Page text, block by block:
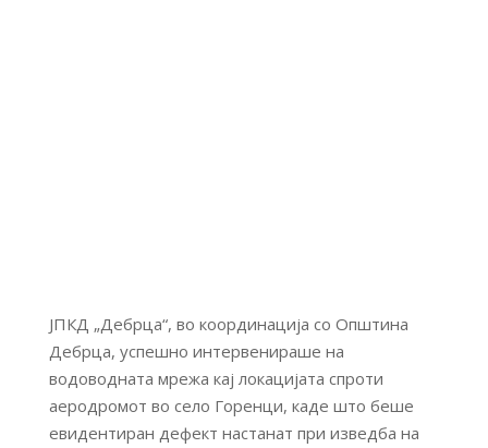
ЈПКД „Дебрца“, во координација со Општина
Дебрца, успешно интервенираше на
водоводната мрежа кај локацијата спроти
аеродромот во село Горенци, каде што беше
евидентиран дефект настанат при изведба на